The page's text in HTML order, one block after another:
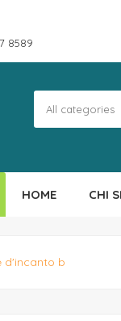
8589
HOME CHI
d'incanto b